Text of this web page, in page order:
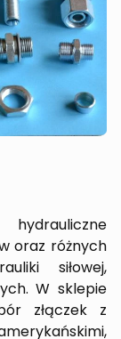
oraz różnych
siłowej,
W sklepie
złączek z